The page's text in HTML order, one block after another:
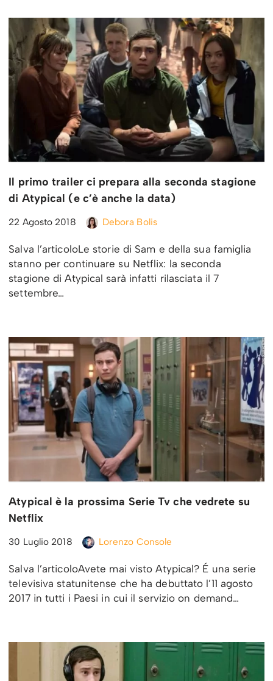
Il primo trailer ci prepara alla seconda stagione
di Atypical (e c’è anche la data)
22 Agosto 2018 Debora Bolis
Salva l’articoloLe storie di Sam e della sua famiglia
stanno per continuare su Netflix: la seconda
stagione di Atypical sarà infatti rilasciata il 7
settembre…
Atypical è la prossima Serie Tv che vedrete su
Netflix
30 Luglio 2018 Lorenzo Console
Salva l’articoloAvete mai visto Atypical? É una serie
televisiva statunitense che ha debuttato l’11 agosto
2017 in tutti i Paesi in cui il servizio on demand…